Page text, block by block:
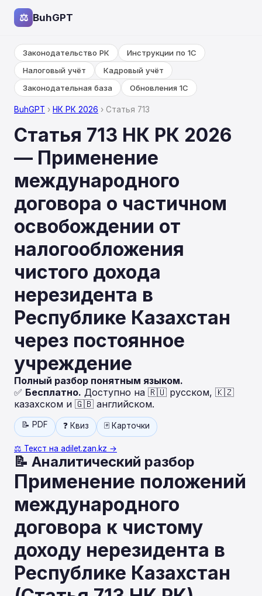
⚖ BuhGPT
Законодательство РК
Инструкции по 1С
Налоговый учёт
Кадровый учёт
Законодательная база
Обновления 1С
BuhGPT › НК РК 2026 › Статья 713
Статья 713 НК РК 2026
— Применение
международного
договора о частичном
освобождении от
налогообложения
чистого дохода
нерезидента в
Республике Казахстан
через постоянное
учреждение
Полный разбор понятным языком.
✅ Бесплатно. Доступно на 🇷🇺 русском, 🇰🇿
казахском и 🇬🇧 английском.
📝 PDF ❓ Квиз 🃏 Карточки
⚖️ Текст на adilet.zan.kz →
📝 Аналитический разбор
Применение положений
международного
договора к чистому
доходу нерезидента в
Республике Казахстан